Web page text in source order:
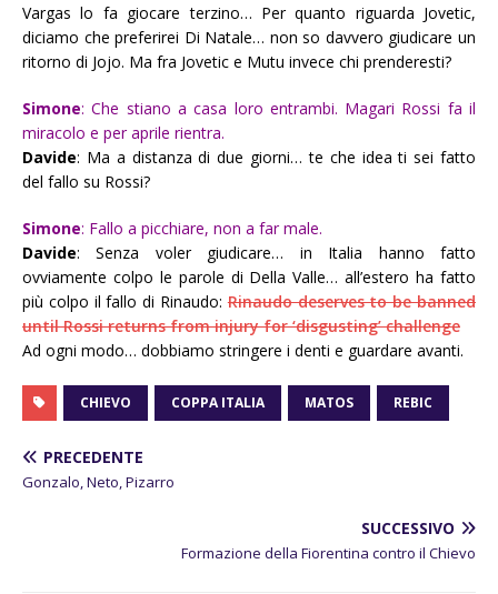
Vargas lo fa giocare terzino… Per quanto riguarda Jovetic,
diciamo che preferirei Di Natale… non so davvero giudicare un
ritorno di Jojo. Ma fra Jovetic e Mutu invece chi prenderesti?
Simone: Che stiano a casa loro entrambi. Magari Rossi fa il
miracolo e per aprile rientra.
Davide: Ma a distanza di due giorni… te che idea ti sei fatto
del fallo su Rossi?
Simone: Fallo a picchiare, non a far male.
Davide: Senza voler giudicare… in Italia hanno fatto
ovviamente colpo le parole di Della Valle… all’estero ha fatto
più colpo il fallo di Rinaudo:Rinaudo deserves to be banned
until Rossi returns from injury for ‘disgusting’ challenge
Ad ogni modo… dobbiamo stringere i denti e guardare avanti.
CHIEVO COPPA ITALIA MATOS REBIC
PRECEDENTE
Gonzalo, Neto, Pizarro
SUCCESSIVO
Formazione della Fiorentina contro il Chievo